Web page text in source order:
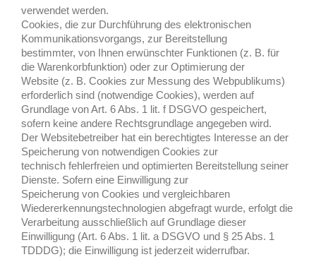
verwendet werden.
Cookies, die zur Durchführung des elektronischen
Kommunikationsvorgangs, zur Bereitstellung
bestimmter, von Ihnen erwünschter Funktionen (z. B. für
die Warenkorbfunktion) oder zur Optimierung der
Website (z. B. Cookies zur Messung des Webpublikums)
erforderlich sind (notwendige Cookies), werden auf
Grundlage von Art. 6 Abs. 1 lit. f DSGVO gespeichert,
sofern keine andere Rechtsgrundlage angegeben wird.
Der Websitebetreiber hat ein berechtigtes Interesse an der
Speicherung von notwendigen Cookies zur
technisch fehlerfreien und optimierten Bereitstellung seiner
Dienste. Sofern eine Einwilligung zur
Speicherung von Cookies und vergleichbaren
Wiedererkennungstechnologien abgefragt wurde, erfolgt die
Verarbeitung ausschließlich auf Grundlage dieser
Einwilligung (Art. 6 Abs. 1 lit. a DSGVO und § 25 Abs. 1
TDDDG); die Einwilligung ist jederzeit widerrufbar.